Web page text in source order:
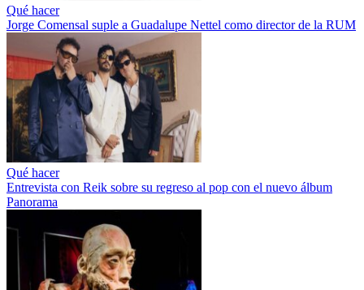
Qué hacer
Jorge Comensal suple a Guadalupe Nettel como director de la RUM
Qué hacer
Entrevista con Reik sobre su regreso al pop con el nuevo álbum
Panorama